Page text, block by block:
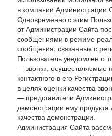
в компании Администрации
Одновременно с этим
от Администрации Сайта
сообщениями в режиме
сообщения, связанные с
Пользователь уведомлен о
— звонки, осуществляемые
контактного в его
в целях оценки качества
— представители
демонстрации ему
качества демонстрации.
Администрация Сайта